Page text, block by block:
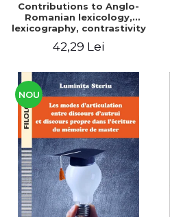
Contributions to Anglo-
Romanian lexicology,
lexicography, contrastivity
Resulting from reflective
42,29 Lei
NOU